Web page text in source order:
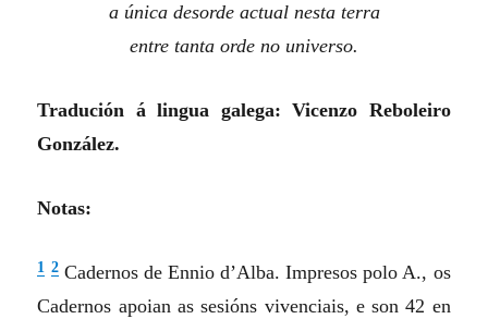
a única desorde actual nesta terra
entre tanta orde no universo.
Tradución á lingua galega:Vicenzo Reboleiro
González.
Notas:
1 2Cadernos de Ennio d’Alba. Impresos polo A., os
Cadernos apoian as sesións vivenciais, e son 42 en